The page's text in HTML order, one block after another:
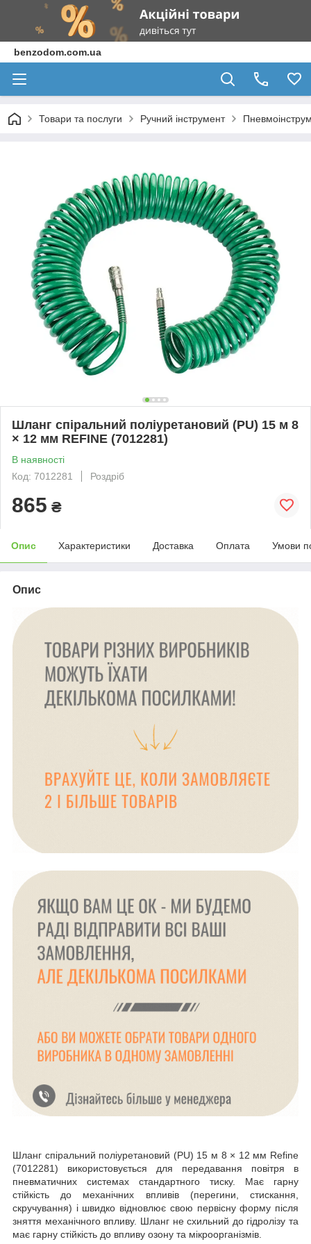
benzodom.com.ua
Товари та послуги Ручний інструмент
Шланг спіральний поліуретановий (PU) 15 м 8
× 12 мм REFINE (7012281)
В наявності
Код: 7012281
Роздріб
865 ₴
Опис Характеристики Доставка Оплата Умови
Опис
Шланг спіральний поліуретановий (PU) 15 м 8 × 12 мм Refine
(7012281) використовується для передавання повітря в
пневматичних системах стандартного тиску. Має гарну
стійкість до механічних впливів (перегини, стискання,
скручування) і швидко відновлює свою первісну форму після
зняття механічного впливу. Шланг не схильний до гідролізу та
має гарну стійкість до впливу озону та мікроорганізмів.